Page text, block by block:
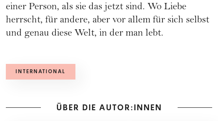
einer Person, als sie das jetzt sind. Wo Liebe
herrscht, für andere, aber vor allem für sich selbst
und genau diese Welt, in der man lebt.
INTERNATIONAL
ÜBER DIE AUTOR:INNEN